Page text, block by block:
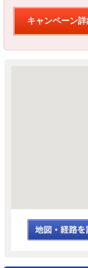
キャンペーン詳